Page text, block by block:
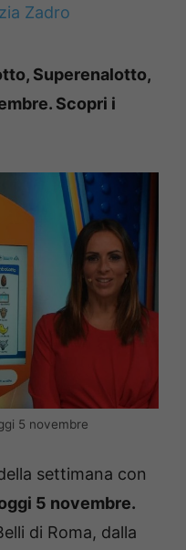
Zadro
Superenalotto,
Scopri i
5 novembre
settimana con
5 novembre.
di Roma, dalla